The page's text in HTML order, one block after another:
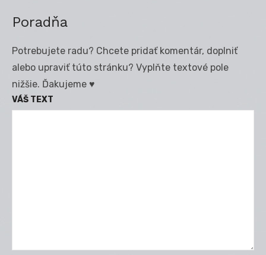
Poradňa
Potrebujete radu? Chcete pridať komentár, doplniť
alebo upraviť túto stránku? Vyplňte textové pole
nižšie. Ďakujeme ♥
VÁŠ TEXT